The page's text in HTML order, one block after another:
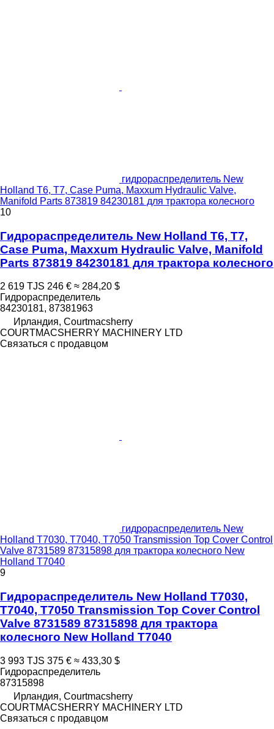
гидрораспределитель New
Holland T6, T7, Case Puma, Maxxum Hydraulic Valve,
Manifold Parts 873819 84230181 для трактора колесного
10
Гидрораспределитель New Holland T6, T7,
Case Puma, Maxxum Hydraulic Valve, Manifold
Parts 873819 84230181 для трактора колесного
2 619 TJS 246 € ≈ 284,20 $
Гидрораспределитель
84230181, 87381963
Ирландия, Courtmacsherry
COURTMACSHERRY MACHINERY LTD
Связаться с продавцом
гидрораспределитель New
Holland T7030, T7040, T7050 Transmission Top Cover Control
Valve 8731589 87315898 для трактора колесного New
Holland T7040
9
Гидрораспределитель New Holland T7030,
T7040, T7050 Transmission Top Cover Control
Valve 8731589 87315898 для трактора
колесного New Holland T7040
3 993 TJS 375 € ≈ 433,30 $
Гидрораспределитель
87315898
Ирландия, Courtmacsherry
COURTMACSHERRY MACHINERY LTD
Связаться с продавцом